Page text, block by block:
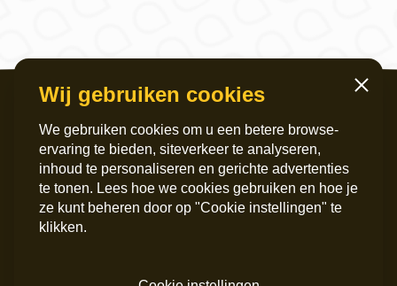
Servicekantoor
Griffeweg 4
Postadres
Wij gebruiken cookies
We gebruiken cookies om u een betere browse-
ervaring te bieden, siteverkeer te analyseren,
inhoud te personaliseren en gerichte advertenties
te tonen. Lees hoe we cookies gebruiken en hoe je
ze kunt beheren door op "Cookie instellingen" te
klikken.
Sluiten